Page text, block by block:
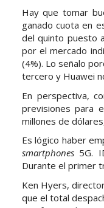
Hay que tomar
ganado cuota en
del quinto puesto
por el mercado
(4%). Lo señalo
tercero y Huawei
En perspectiva,
previsiones para
millones de
Es lógico haber
smartphones5G.
Durante el primer
Ken Hyers,
que el total